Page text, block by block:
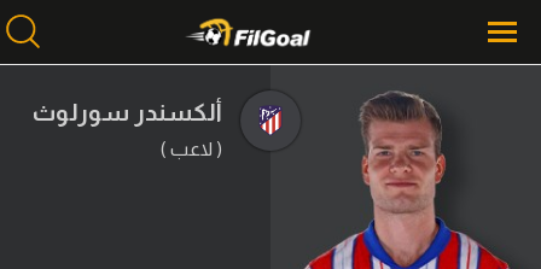
محتوى إخباري
الرئيسية
أخبار
ألكسندر سورلوث
( لاعب )